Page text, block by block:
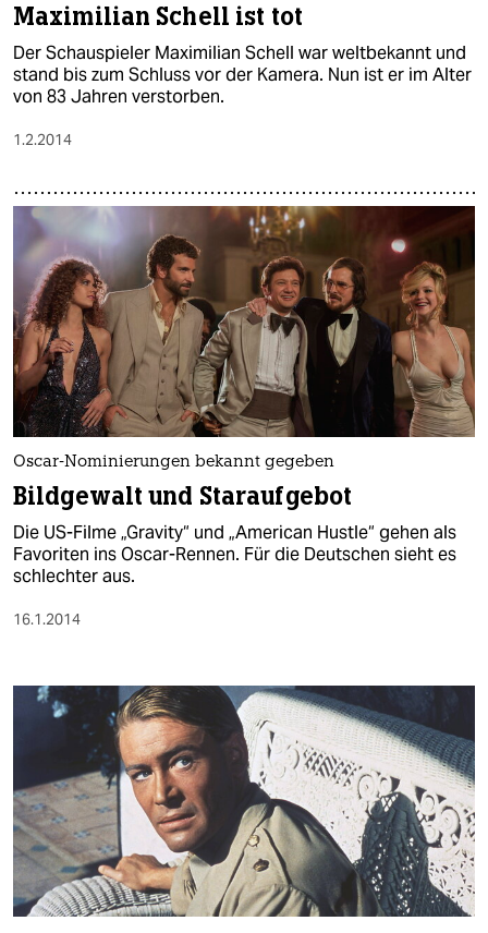
Maximilian Schell ist tot
Der Schauspieler Maximilian Schell war weltbekannt und
stand bis zum Schluss vor der Kamera. Nun ist er im Alter
von 83 Jahren verstorben.
1.2.2014
Oscar-Nominierungen bekannt gegeben
Bildgewalt und Staraufgebot
Die US-Filme „Gravity“ und „American Hustle“ gehen als
Favoriten ins Oscar-Rennen. Für die Deutschen sieht es
schlechter aus.
16.1.2014